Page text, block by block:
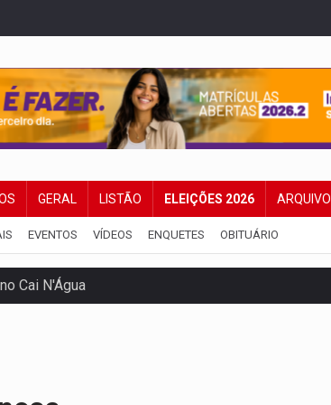
GERAL LISTÃO ELEIÇÕES 2026 ARQUIVO
EVENTOS VÍDEOS ENQUETES OBITUÁRIO
Cai N'Água
área recuperado